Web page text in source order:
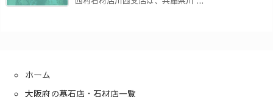
ホーム
大阪府の墓石店・石材店一覧